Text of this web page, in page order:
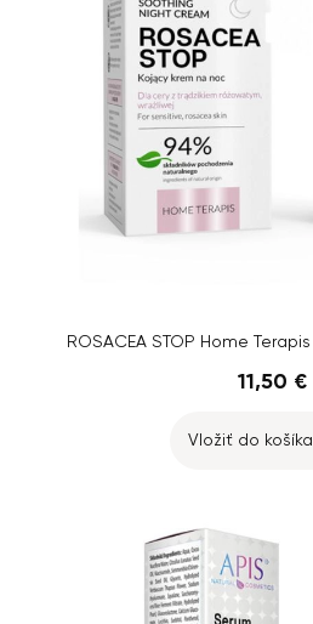
11,50 €
Vložiť do košíka